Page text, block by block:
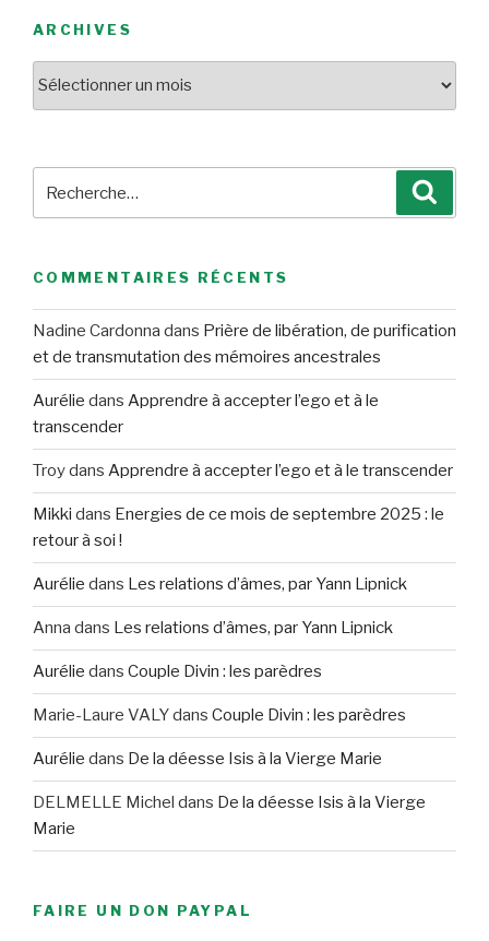
ARCHIVES
pour
COMMENTAIRES RÉCENTS
Nadine Cardonna dans Prière de libération, de purification
et de transmutation des mémoires ancestrales
Aurélie dans Apprendre à accepter l’ego et à le
transcender
Troydans Apprendre à accepter l’ego et à le transcender
Mikki dans Energies de ce mois de septembre 2025 : le
retour à soi !
Aurélie dans Les relations d’âmes, par Yann Lipnick
Anna dans Les relations d’âmes, par Yann Lipnick
Aurélie dans Couple Divin : les parèdres
Marie-Laure VALYdans Couple Divin : les parèdres
Aurélie dans De la déesse Isis à la Vierge Marie
DELMELLE Michel dans De la déesse Isis à la Vierge
Marie
FAIRE UN DON PAYPAL